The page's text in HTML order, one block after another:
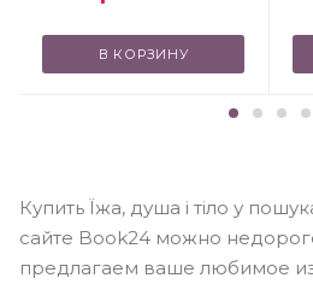
В КОРЗИНУ
Купить Їжа, душа і тіло у
сайте Book24 можно
предлагаем ваше любимое